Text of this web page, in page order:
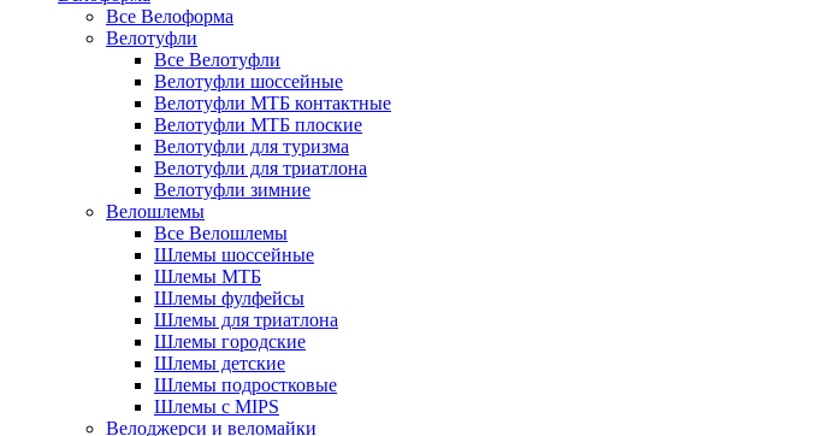
Все Велоформа
Велотуфли
Все Велотуфли
Велотуфли шоссейные
Велотуфли МТБ контактные
Велотуфли МТБ плоские
Велотуфли для туризма
Велотуфли для триатлона
Велотуфли зимние
Велошлемы
Все Велошлемы
Шлемы шоссейные
Шлемы МТБ
Шлемы фулфейсы
Шлемы для триатлона
Шлемы городские
Шлемы детские
Шлемы подростковые
Шлемы с MIPS
Велоджерси и веломайки